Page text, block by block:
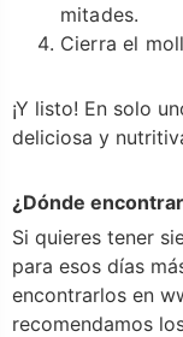
mitades.
Cierra el
¡Y listo! En solo
deliciosa y
¿Dónde
Si quieres tener
para esos días
encontrarlos en
recomendamos